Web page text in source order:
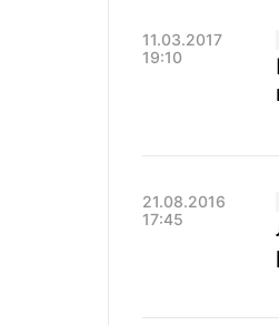
11.03.2017
19:10
21.08.2016
17:45